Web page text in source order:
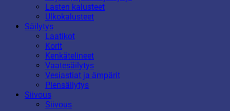
Lasten kalusteet
Ulkokalusteet
Säilytys
Laatikot
Korit
Kenkätelineet
Vaatesäilytys
Vesiastiat ja ämpärit
Piensäilytys
Siivous
Siivous